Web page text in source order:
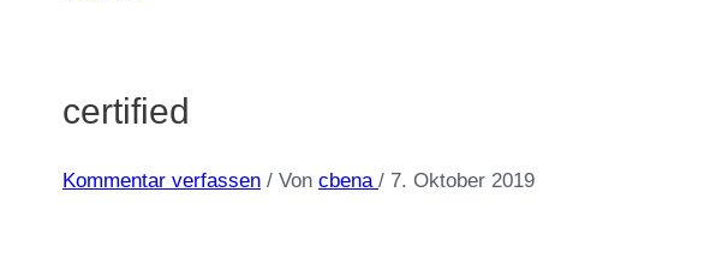
certified
Kommentar verfassen / Von cbena / 7. Oktober 2019